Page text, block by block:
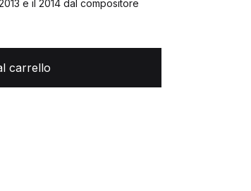
e il 2014 dal compositore
carrello